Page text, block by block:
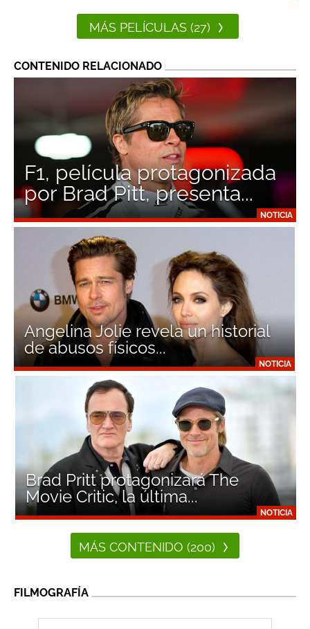
MÁS PELÍCULAS (27)
CONTENIDO RELACIONADO
NOTICIA
F1, película protagonizada
por Brad Pitt, presenta...
NOTICIA
Angelina Jolie revela un historial
de abusos físicos...
NOTICIA
Brad Pritt protagonizará The
Movie Critic, la última...
MÁS CONTENIDO (200)
FILMOGRAFÍA